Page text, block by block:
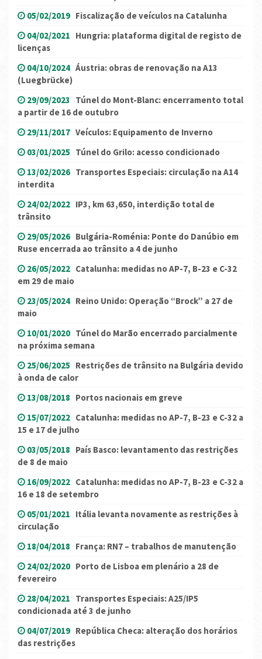
05/02/2019 Fiscalização de veículos na Catalunha
04/02/2021 Hungria: plataforma digital de registo de
licenças
04/10/2024 Áustria: obras de renovação na A13
(Luegbrücke)
29/09/2023 Túnel do Mont-Blanc: encerramento total
a partir de 16 de outubro
29/11/2017 Veículos: Equipamento de Inverno
03/01/2025 Túnel do Grilo: acesso condicionado
13/02/2026 Transportes Especiais: circulação na A14
interdita
24/02/2022 IP3, km 63,650, interdição total de
trânsito
29/05/2026 Bulgária-Roménia: Ponte do Danúbio em
Ruse encerrada ao trânsito a 4 de junho
26/05/2022 Catalunha: medidas no AP-7, B-23 e C-32
em 29 de maio
23/05/2024 Reino Unido: Operação “Brock” a 27 de
maio
10/01/2020 Túnel do Marão encerrado parcialmente
na próxima semana
25/06/2025 Restrições de trânsito na Bulgária devido
à onda de calor
13/08/2018 Portos nacionais em greve
15/07/2022 Catalunha: medidas no AP-7, B-23 e C-32 a
15 e 17 de julho
03/05/2018 País Basco: levantamento das restrições
de 8 de maio
16/09/2022 Catalunha: medidas no AP-7, B-23 e C-32 a
16 e 18 de setembro
05/01/2021 Itália levanta novamente as restrições à
circulação
18/04/2018 França: RN7 – trabalhos de manutenção
24/02/2020 Porto de Lisboa em plenário a 28 de
fevereiro
28/04/2021 Transportes Especiais: A25/IP5
condicionada até 3 de junho
04/07/2019 República Checa: alteração dos horários
das restrições